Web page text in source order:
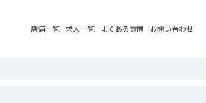
店舗一覧 求人一覧 よくある質問 お問い合わせ